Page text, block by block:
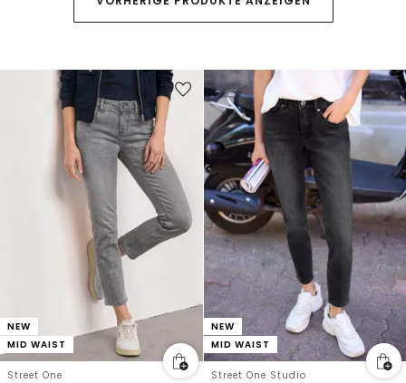
NEW
MID WAIST
Street One
NEW
MID WAIST
Street One Studio